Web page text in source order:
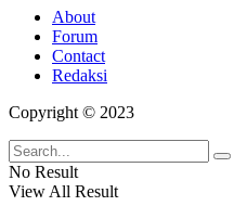
About
Forum
Contact
Redaksi
Copyright © 2023
No Result
View All Result